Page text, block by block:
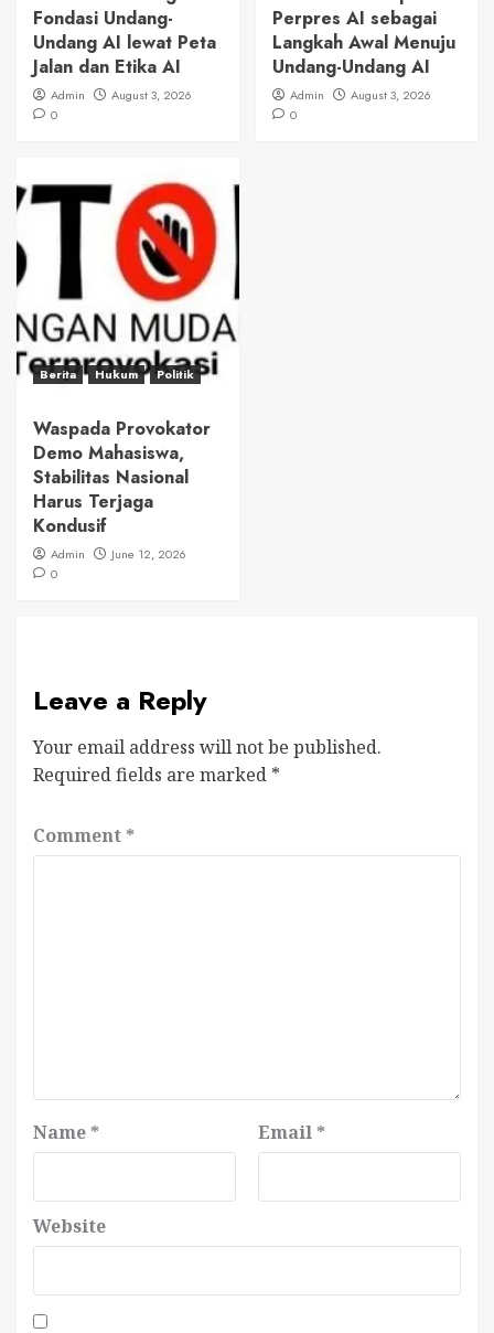
Fondasi Undang-
Undang AI lewat Peta
Jalan dan Etika AI
Admin
August 3, 2026
0
Perpres AI sebagai
Langkah Awal Menuju
Undang-Undang AI
Admin
August 3, 2026
0
Berita Hukum Politik
Waspada Provokator
Demo Mahasiswa,
Stabilitas Nasional
Harus Terjaga
Kondusif
Admin
June 12, 2026
0
Leave a Reply
Your email address will not be published.
Required fields are marked *
Comment *
Name * Email *
Website